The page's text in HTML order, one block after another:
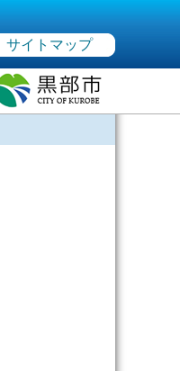
サイトマップ